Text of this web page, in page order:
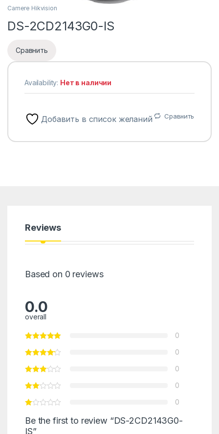
Camere Hikvision
DS-2CD2143G0-IS
Сравнить
Availability: Нет в наличии
Добавить в список желаний Сравнить
Reviews
Based on 0 reviews
0.0
overall
0
0
0
0
0
Be the first to review “DS-2CD2143G0-
IS”